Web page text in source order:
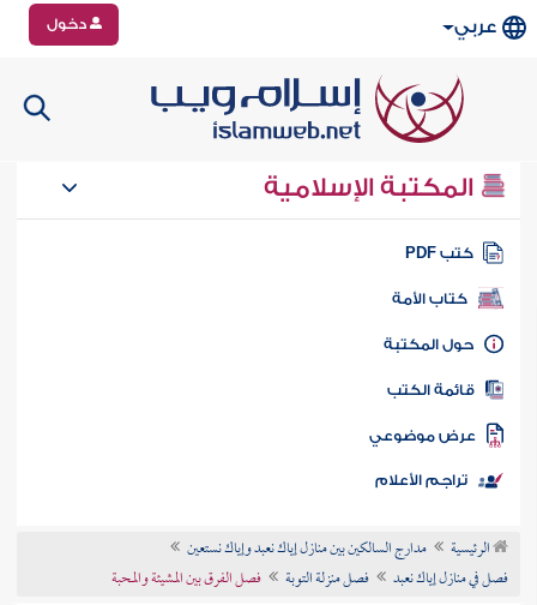
عربي دخول
المكتبة الإسلامية
كتب PDF
كتاب الأمة
المكتبة
الكتب
موضوعي
تراجم الأعلام
الرئيسية
مدارج السالكين بين منازل إياك نعبد وإياك نستعين
فصل في منازل إياك نعبد
فصل منزلة التوبة فصل الفرق بين المشيئة والمحبة